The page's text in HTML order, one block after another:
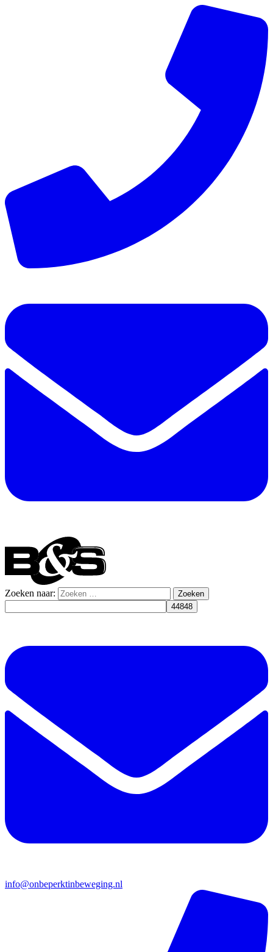
Zoeken naar:
info@onbeperktinbeweging.nl